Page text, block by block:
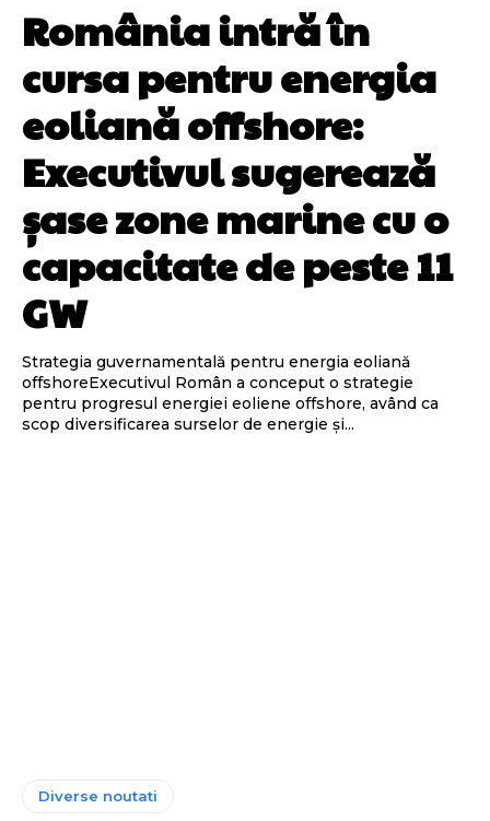
România intră în
cursa pentru energia
eoliană offshore:
Executivul sugerează
șase zone marine cu o
capacitate de peste 11
GW
Strategia guvernamentală pentru energia eoliană
offshoreExecutivul Român a conceput o strategie
pentru progresul energiei eoliene offshore, având ca
scop diversificarea surselor de energie și...
Diverse noutati